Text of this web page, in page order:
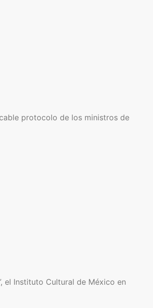
protocolo de los ministros de
el Instituto Cultural de México en